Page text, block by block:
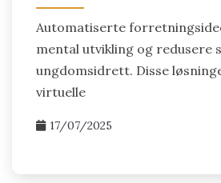
Automatiserte
mental utvikling og redusere
ungdomsidrett. Disse
virtuelle
17/07/2025